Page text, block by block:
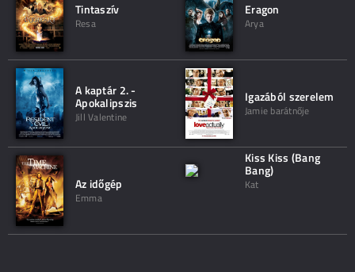
Tintaszív
Resa
Eragon
Arya
A kaptár 2. -
Apokalipszis
Jill Valentine
Igazából szerelem
Jamie barátnője
Az időgép
Emma
Kiss Kiss (Bang
Bang)
Kat